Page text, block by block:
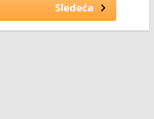
Sledeća